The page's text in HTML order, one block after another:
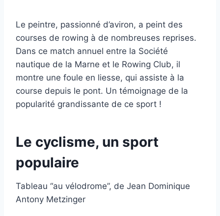
Le peintre, passionné d’aviron, a peint des
courses de rowing à de nombreuses reprises.
Dans ce match annuel entre la Société
nautique de la Marne et le Rowing Club, il
montre une foule en liesse, qui assiste à la
course depuis le pont. Un témoignage de la
popularité grandissante de ce sport !
Le cyclisme, un sport
populaire
Tableau “au vélodrome”, de Jean Dominique
Antony Metzinger